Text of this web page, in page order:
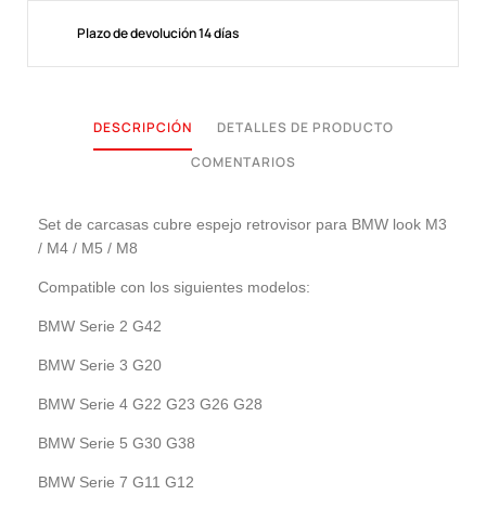
Plazo de devolución 14 días
DESCRIPCIÓN
DETALLES DE PRODUCTO
COMENTARIOS
Set de carcasas cubre espejo retrovisor para BMW look M3
/ M4 / M5 / M8
Compatible con los siguientes modelos:
BMW Serie 2 G42
BMW Serie 3 G20
BMW Serie 4 G22 G23 G26 G28
BMW Serie 5 G30 G38
BMW Serie 7 G11 G12